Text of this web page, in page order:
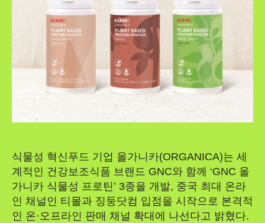
식물성 혁신푸드 기업 올가니카(ORGANICA)는 세
계적인 건강보조식품 브랜드 GNC와 함께 ‘GNC 올
가니카 식물성 프로틴’ 3종을 개발, 중국 최대 온라
인 채널인 티몰과 징둥닷컴 입점을 시작으로 본격적
인 온·오프라인 판매 채널 확대에 나선다고 밝혔다.